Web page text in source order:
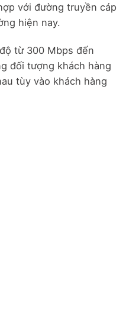
với đường truyền cáp
hiện nay.
từ 300 Mbps đến
đối tượng khách hàng
tùy vào khách hàng